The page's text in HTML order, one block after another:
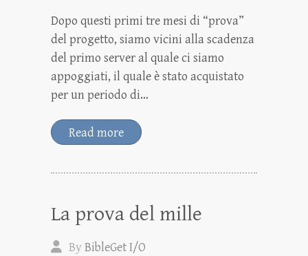
Dopo questi primi tre mesi di “prova”
del progetto, siamo vicini alla scadenza
del primo server al quale ci siamo
appoggiati, il quale è stato acquistato
per un periodo di…
Read more
La prova del mille
ByBibleGet I/O